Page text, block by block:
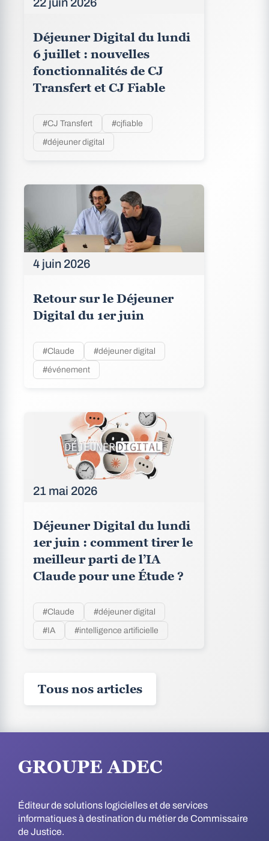
Déjeuner Digital du lundi
6 juillet : nouvelles
fonctionnalités de CJ
Transfert et CJ Fiable
#CJ Transfert #cjfiable
#déjeuner digital
4 juin 2026
Retour sur le Déjeuner
Digital du 1er juin
#Claude #déjeuner digital
#événement
21 mai 2026
Déjeuner Digital du lundi
1er juin : comment tirer le
meilleur parti de l’IA
Claude pour une Étude ?
#Claude #déjeuner digital
#IA #intelligence artificielle
Tous nos articles
GROUPE ADEC
Éditeur de solutions logicielles et de services
informatiques à destination du métier de Commissaire
de Justice.